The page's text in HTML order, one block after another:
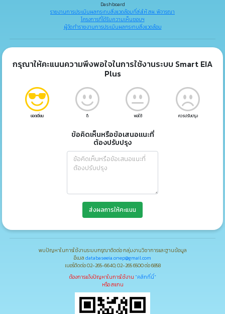
Dashboard
รายงานการประเมินผลกระทบสิ่งแวดล้อมที่ส่งให้ สผ. พิจารณา
โครงการที่ได้รับความเห็นชอบฯ
ผู้จัดทำรายงานการประเมินผลกระทบสิ่งแวดล้อม
กรุณาให้คะแนนความพึงพอใจในการใช้งานระบบ Smart EIA
Plus
ยอดเยี่ยม ดี พอใช้ ควรปรับปรุง
ข้อคิดเห็นหรือข้อเสนอแนะที่
ต้องปรับปรุง
ส่งผลการให้คะแนน
พบปัญหาในการใช้งานระบบกรุณาติดต่อ กลุ่มงานวิชาการและฐานข้อมูล
อีเมล databaseeia.onep@gmail.com
เบอร์ติดต่อ 02-265-6640, 02-265 6500 ต่อ 6858
ต้องการแจ้งปัญหาในการใช้งาน "คลิกที่นี่"
หรือ สแกน